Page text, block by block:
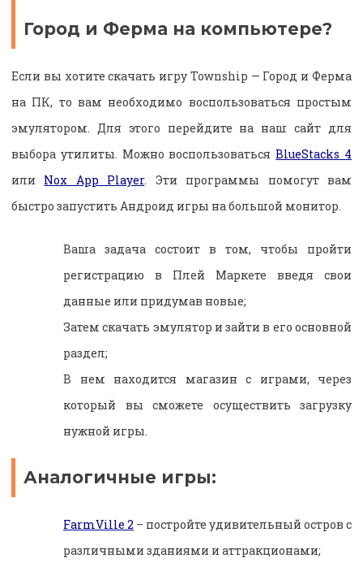
Город и Ферма на компьютере?
Если вы хотите скачать игру Township — Город и Ферма
на ПК, то вам необходимо воспользоваться простым
эмулятором. Для этого перейдите на наш сайт для
выбора утилиты. Можно воспользоватьсяBlueStacks 4
или Nox App Player. Эти программы помогут вам
быстро запустить Андроид игры на большой монитор.
Ваша задача состоит в том, чтобы пройти
регистрацию в Плей Маркете введя свои
данные или придумав новые;
Затем скачать эмулятор и зайти в его основной
раздел;
В нем находится магазин с играми, через
который вы сможете осуществить загрузку
нужной игры.
Аналогичные игры:
FarmVille 2 – постройте удивительный остров с
различными зданиями и аттракционами;